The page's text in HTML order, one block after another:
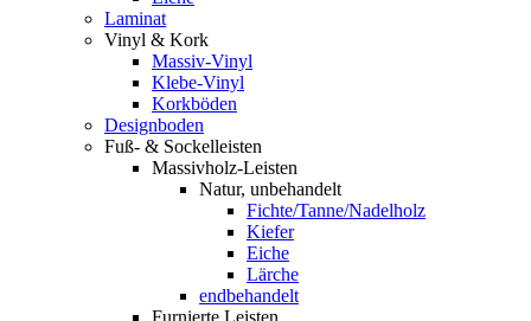
Laminat
Vinyl & Kork
Massiv-Vinyl
Klebe-Vinyl
Korkböden
Designboden
Fuß- & Sockelleisten
Massivholz-Leisten
Natur, unbehandelt
Fichte/Tanne/Nadelholz
Kiefer
Eiche
Lärche
endbehandelt
Furnierte Leisten